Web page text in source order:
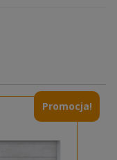
Promocja!